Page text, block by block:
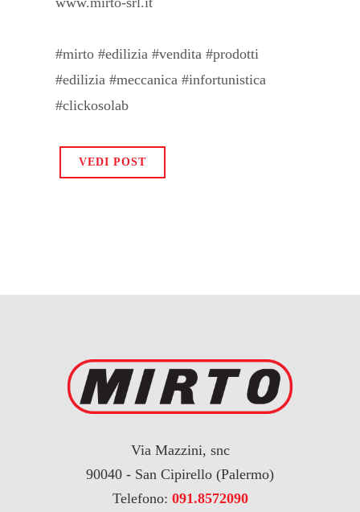
#mirto #edilizia #vendita #prodotti
#edilizia #meccanica #infortunistica
#clickosolab
VEDI POST
Via Mazzini, snc
90040 - San Cipirello (Palermo)
Telefono: 091.8572090